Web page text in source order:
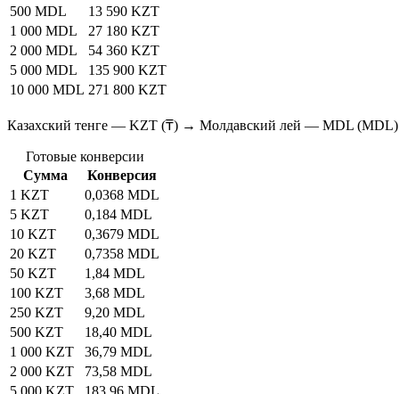
500 MDL
13 590 KZT
1 000 MDL
27 180 KZT
2 000 MDL
54 360 KZT
5 000 MDL
135 900 KZT
10 000 MDL 271 800 KZT
Казахский тенге — KZT (₸) → Молдавский лей — MDL (MDL)
Готовые конверсии
Сумма
Конверсия
1 KZT
0,0368 MDL
5 KZT
0,184 MDL
10 KZT
0,3679 MDL
20 KZT
0,7358 MDL
50 KZT
1,84 MDL
100 KZT
3,68 MDL
250 KZT
9,20 MDL
500 KZT
18,40 MDL
1 000 KZT
36,79 MDL
2 000 KZT
73,58 MDL
5 000 KZT
183,96 MDL